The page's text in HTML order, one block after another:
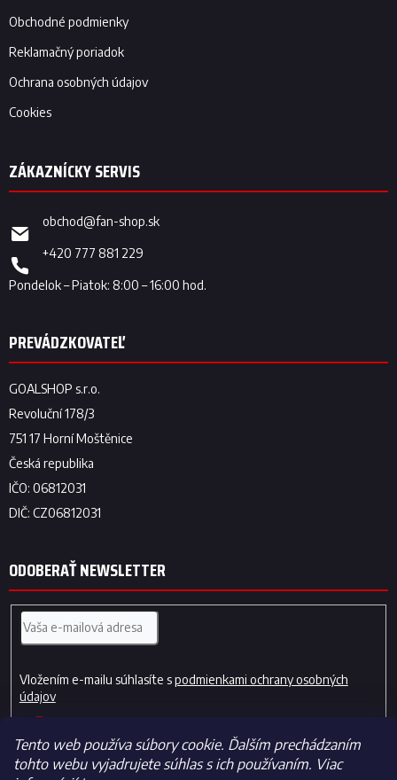
Tento web používa súbory cookie. Ďalším prechádzaním
tohto webu vyjadrujete súhlas s ich používaním. Viac
Obchodné podmienky
Reklamačný poriadok
Ochrana osobných údajov
Cookies
obchod@fan-shop.sk
+420 777 881 229
ODOBERAŤ NEWSLETTER
Vložením e-mailu súhlasíte spodmienkami ochrany osobných
údajov
SA